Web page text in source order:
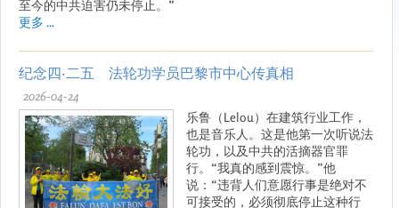
至今的中共迫害仍未停止。”
更多 ...
纪念四·二五 法轮功学员巴黎市中心传真相
2026-04-24
乐鲁（Lelou）在建筑行业工作，
也是音乐人。这是他第一次听说法
轮功，以及中共的活摘器官罪
行。“我真的感到震惊。”他
说：“违背人们意愿行事是绝对不
可接受的，必须彻底停止这种行